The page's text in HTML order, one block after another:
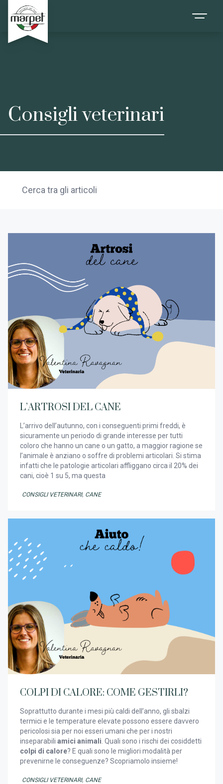
Consigli veterinari
L’ARTROSI DEL CANE
L’arrivo dell’autunno, con i conseguenti primi freddi, è
sicuramente un periodo di grande interesse per tutti
coloro che hanno un cane o un gatto, a maggior ragione se
l’animale è anziano o soffre di problemi articolari. Si stima
infatti che le patologie articolari affliggano circa il 20% dei
cani, cioè 1 su 5, ma questa
CONSIGLI VETERINARI, CANE
COLPI DI CALORE: COME GESTIRLI?
Soprattutto durante i mesi più caldi dell’anno, gli sbalzi
termici e le temperature elevate possono essere davvero
pericolosi sia per noi esseri umani che per i nostri
inseparabili amici animali . Quali sono i rischi dei cosiddetti
colpi di calore? E quali sono le migliori modalità per
prevenirne le conseguenze? Scopriamolo insieme!
CONSIGLI VETERINARI, CANE